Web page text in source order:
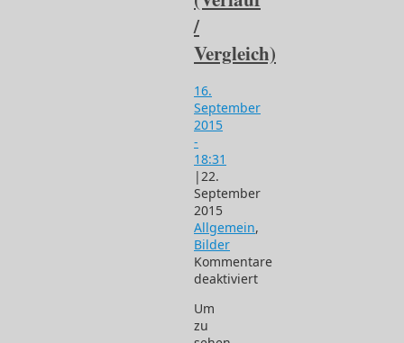
/
Vergleich)
16.
September
2015
-
18:31
|22.
September
2015
Allgemein,
Bilder
Kommentare
deaktiviert
2
Monate
Um
zu